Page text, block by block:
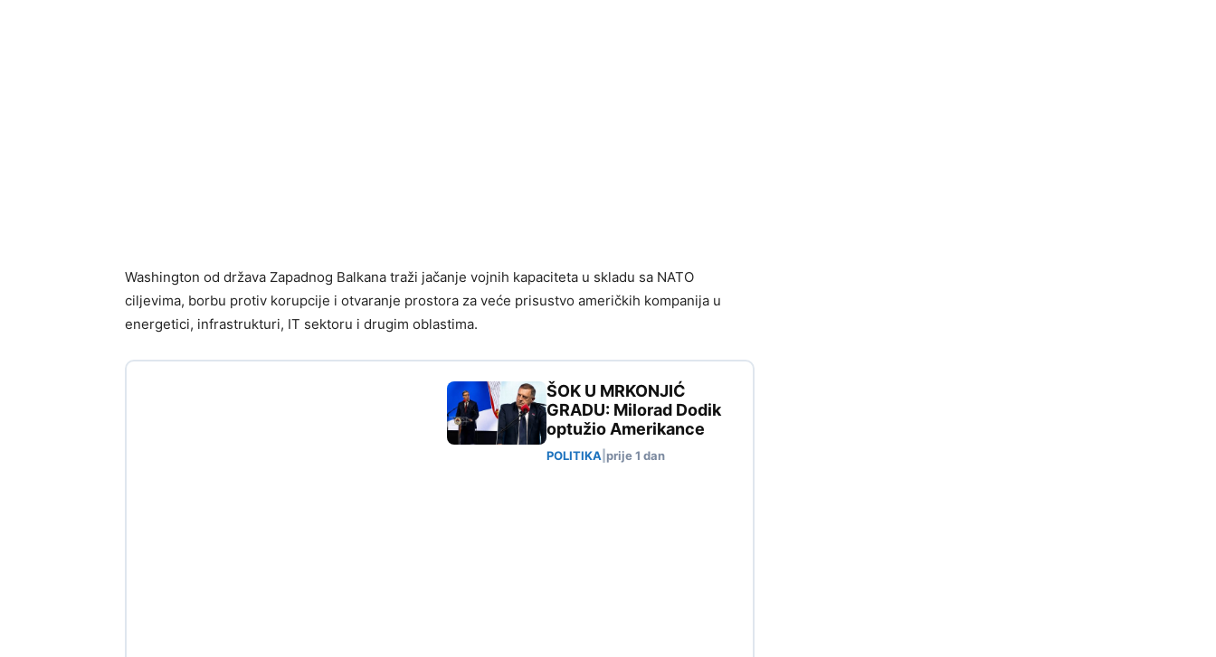
Washington od država Zapadnog Balkana traži jačanje vojnih kapaciteta u skladu sa NATO
ciljevima, borbu protiv korupcije i otvaranje prostora za veće prisustvo američkih kompanija u
energetici, infrastrukturi, IT sektoru i drugim oblastima.
ŠOK U MRKONJIĆ
GRADU: Milorad Dodik
optužio Amerikance
POLITIKA prije 1 dan